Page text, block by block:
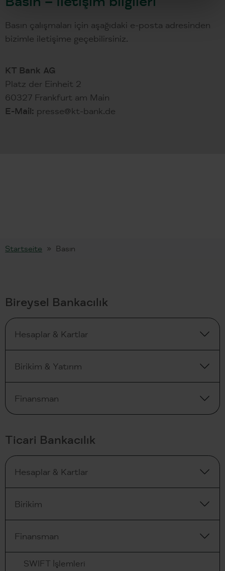
Basın çalışmaları için aşağıdaki e-posta adresinden
bizimle iletişime geçebilirsiniz.
KT Bank AG
Platz der Einheit 2
60327 Frankfurt am Main
E-Mail: presse@kt-bank.de
Startseite Basın
Bireysel Bankacılık
Hesaplar & Kartlar
Birikim & Yatırım
Finansman
Ticari Bankacılık
Hesaplar & Kartlar
Birikim
Finansman
SWIFT İşlemleri